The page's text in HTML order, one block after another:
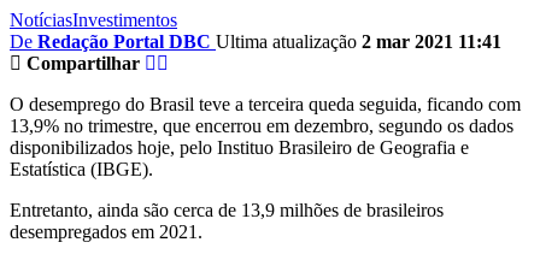
NotíciasInvestimentos
De Redação Portal DBC Ultima atualização 2 mar 2021 11:41
Compartilhar
O desemprego do Brasil teve a terceira queda seguida, ficando com
13,9% no trimestre, que encerrou em dezembro, segundo os dados
disponibilizados hoje, pelo Instituo Brasileiro de Geografia e
Estatística (IBGE).
Entretanto, ainda são cerca de 13,9 milhões de brasileiros
desempregados em 2021.